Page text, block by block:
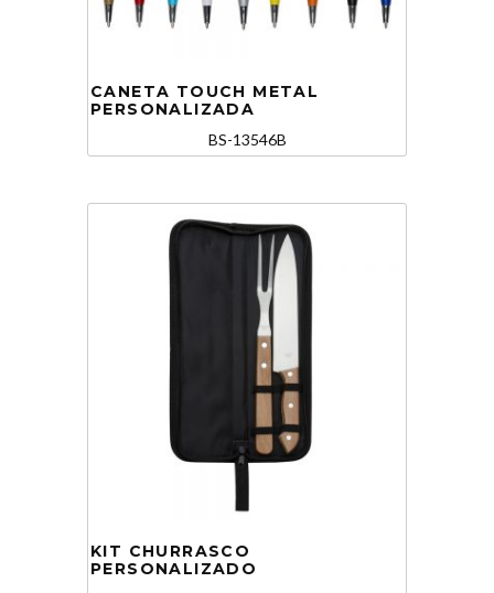
CANETA TOUCH METAL
PERSONALIZADA
BS-13546B
KIT CHURRASCO
PERSONALIZADO